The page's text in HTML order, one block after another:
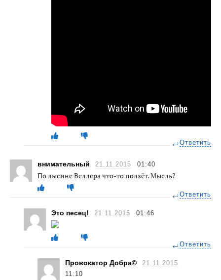
Ответить
внимательный 21.11.2015 01:40
По лысине Веллера что-то ползёт. Мысль?
Ответить
Это песец! 21.11.2015 01:46
Ответить
Провокатор Добра©
21.11.2015
11:10